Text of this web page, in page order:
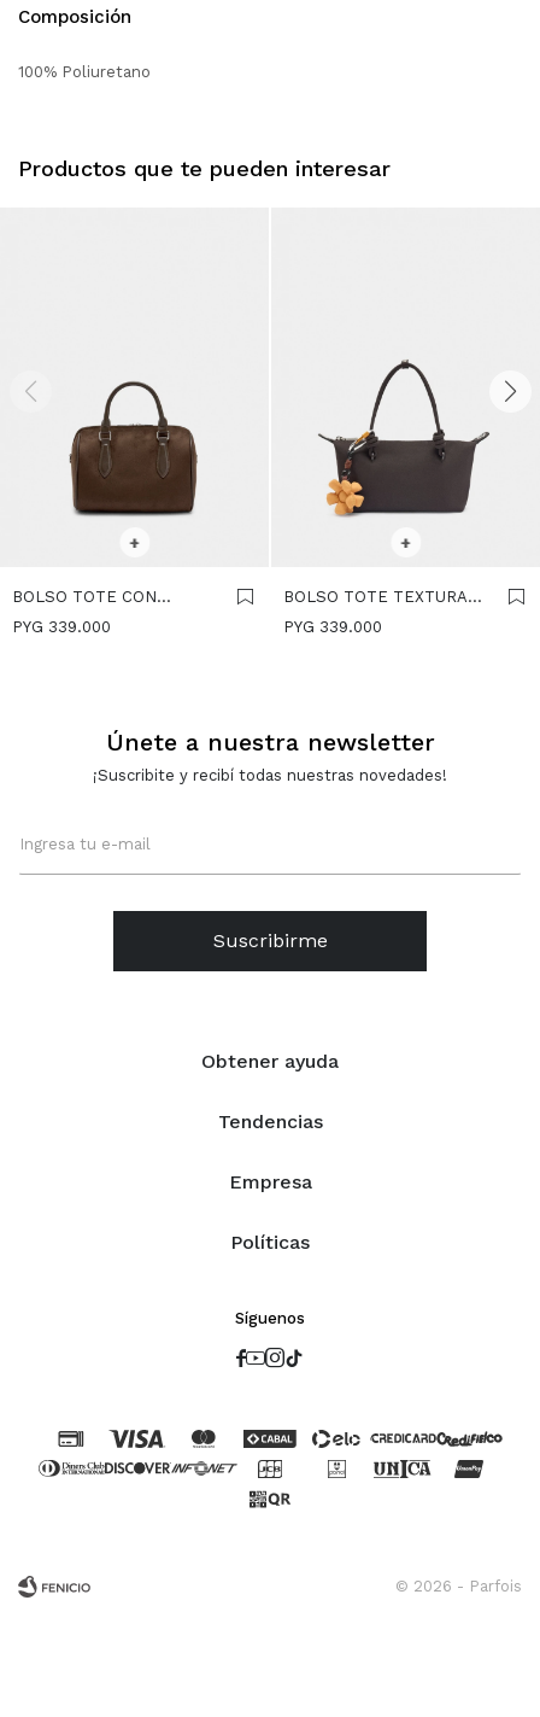
Composición
100% Poliuretano
Productos que te pueden interesar
+
BOLSO TOTE CON
EFECTO PIEL S - MARRON
PYG 339.000
+
BOLSO TOTE TEXTURA
SUAVE CON COLGANTE S
PYG 339.000
Obtener ayuda
Tendencias
Empresa
Políticas
Únete a nuestra newsletter
¡Suscribite y recibí todas nuestras novedades!
Suscribirme
Síguenos

© 2026 - Parfois